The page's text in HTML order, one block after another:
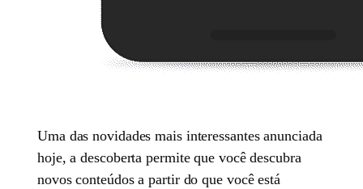
Uma das novidades mais interessantes anunciada
hoje, a descoberta permite que você descubra
novos conteúdos a partir do que você está